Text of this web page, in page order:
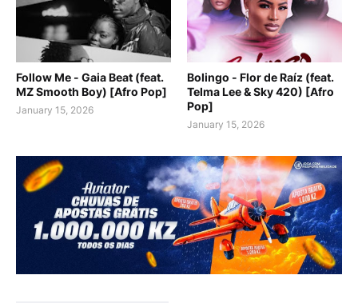
Follow Me - Gaia Beat (feat.
MZ Smooth Boy) [Afro Pop]
January 15, 2026
Bolingo - Flor de Raíz (feat.
Telma Lee & Sky 420) [Afro
Pop]
January 15, 2026